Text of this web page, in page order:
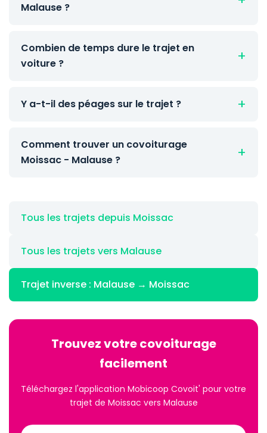
Malause ?
Combien de temps dure le trajet en
voiture ?
Y a-t-il des péages sur le trajet ?
Comment trouver un covoiturage
Moissac - Malause ?
Tous les trajets depuis Moissac
Tous les trajets vers Malause
Trajet inverse : Malause → Moissac
Trouvez votre covoiturage
facilement
Téléchargez l'application Mobicoop Covoit' pour votre
trajet de Moissac vers Malause